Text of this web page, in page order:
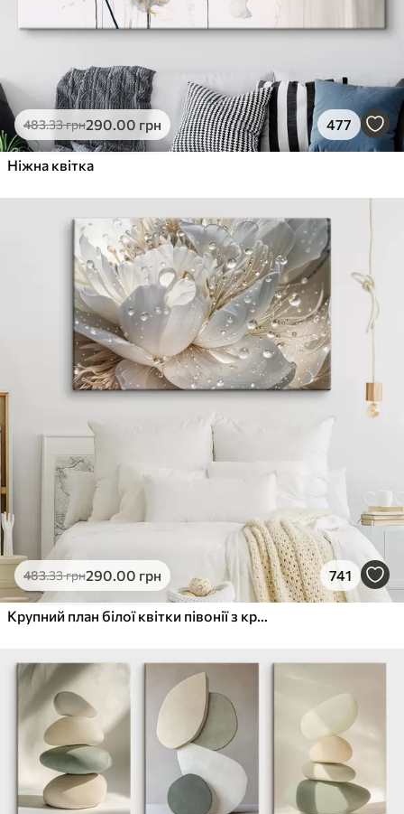
483.33грн290.00 грн 477
Ніжна квітка
483.33грн290.00 грн 741
Крупний план білої квітки півонії з крапельками води на пелюстках на розмитому фоні